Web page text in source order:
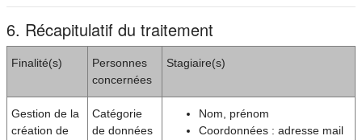
6. Récapitulatif du traitement
Finalité(s)
Personnes
concernées
Stagiaire(s)
Gestion de la
création de
Catégorie
de données
Nom, prénom
Coordonnées : adresse mail